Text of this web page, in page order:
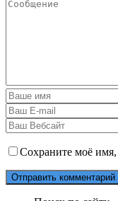
Сохраните моё имя,